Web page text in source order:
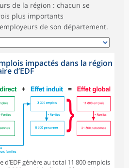
de la région : chacun se
plus importants
de son département.
impactés dans la région
d’EDF
d’EDF génère au total 11 800 emplois